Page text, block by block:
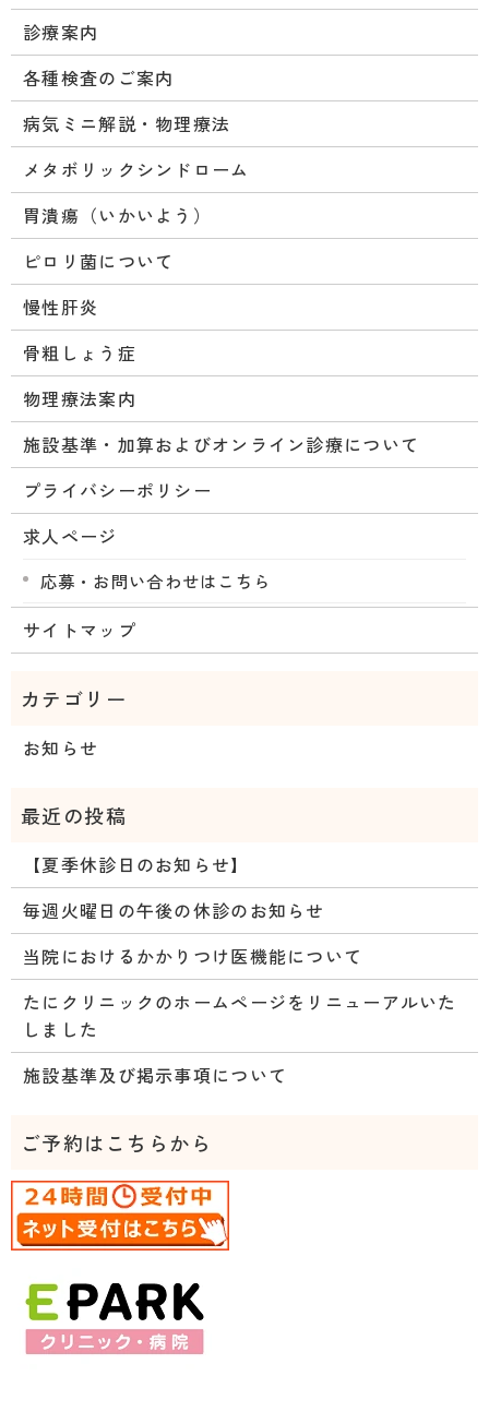
診療案内
各種検査のご案内
病気ミニ解説・物理療法
メタボリックシンドローム
胃潰瘍（いかいよう）
ピロリ菌について
慢性肝炎
骨粗しょう症
物理療法案内
施設基準・加算およびオンライン診療について
プライバシーポリシー
求人ページ
応募・お問い合わせはこちら
サイトマップ
お知らせ
【夏季休診日のお知らせ】
毎週火曜日の午後の休診のお知らせ
当院におけるかかりつけ医機能について
たにクリニックのホームページをリニューアルいた
しました
施設基準及び掲示事項について
ご予約はこちらから